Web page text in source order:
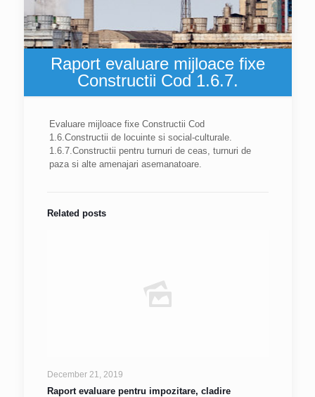
Raport evaluare mijloace fixe
Constructii Cod 1.6.7.
Evaluare mijloace fixe Constructii Cod
1.6.Constructii de locuinte si social-culturale.
1.6.7.Constructii pentru turnuri de ceas, turnuri de
paza si alte amenajari asemanatoare.
Related posts
December 21, 2019
Raport evaluare pentru impozitare, cladire